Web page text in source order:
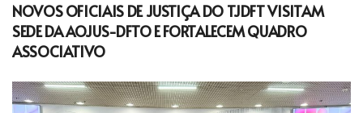
NOVOS OFICIAIS DE JUSTIÇA DO TJDFT VISITAM
SEDE DA AOJUS-DFTO E FORTALECEM QUADRO
ASSOCIATIVO